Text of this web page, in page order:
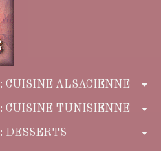
CUISINE ALSACIENNE
: CUISINE TUNISIENNE
DESSERTS